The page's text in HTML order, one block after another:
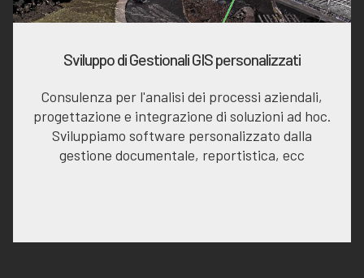
Sviluppo di Gestionali GIS personalizzati
Consulenza per l'analisi dei processi aziendali,
progettazione e integrazione di soluzioni ad hoc.
Sviluppiamo software personalizzato dalla
gestione documentale, reportistica, ecc